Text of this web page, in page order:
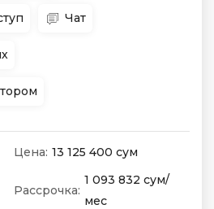
Чат
Цена: 13 125 400 сум
Рассрочка:
1 093 832 сум/
мес